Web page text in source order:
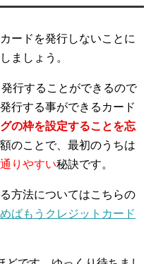
ードを発行しないことに
ましょう。
行することができるので
行する事ができるカード
の枠を設定することを忘
のことで、最初のうちは
りやすい秘訣です。
方法についてはこちらの
ばもうクレジットカード